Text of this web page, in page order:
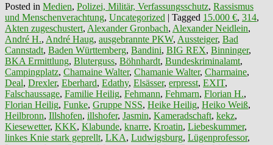
Posted in Medien, Polizei, Militär, Verfassungsschutz, Rassismus
und Menschenverachtung, Uncategorized | Tagged 15.000 €, 314,
Akten zugeschustert, Alexander Gronbach, Alexander Neidlein,
André H., André Haug, ausgebrannte PKW, Aussteiger, Bad
Cannstadt, Baden Württemberg, Bandini, BIG REX, Binninger,
BKA Ermittlung, Bluterguss, Böhnhardt, Bundeskriminalamt,
Campingplatz, Chamaine Walter, Chamanie Walter, Charmaine,
Deal, Drexler, Eberhard, Edathy, Elsässer, erpresst, EXIT,
Falschaussage, Familie Heilig, Fehmann, Fehmarn, Florian H.,
Florian Heilig, Funke, Gruppe NSS, Heike Heilig, Heiko Weiß,
Heilbronn, Illshofen, illshofer, Jasmin, Kameradschaft, kekz,
Kiesewetter, KKK, Klabunde, knarre, Kroatin, Liebeskummer,
linkes Knie stark geprellt, LKA, Ludwigsburg, Lügenprofessor,